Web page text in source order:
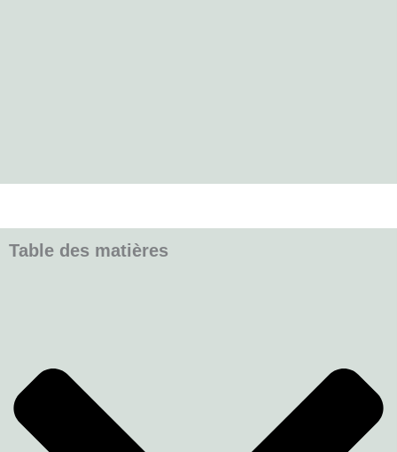
Table des matières